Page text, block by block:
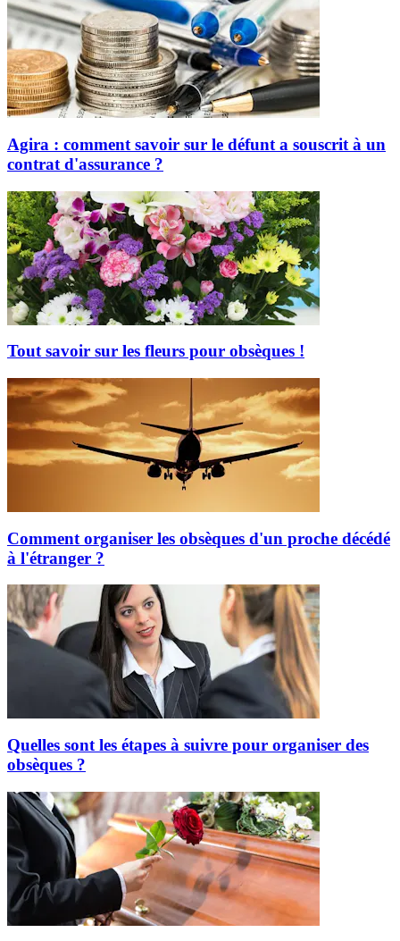
Agira : comment savoir sur le défunt a souscrit à un
contrat d'assurance ?
Tout savoir sur les fleurs pour obsèques !
Comment organiser les obsèques d'un proche décédé
à l'étranger ?
Quelles sont les étapes à suivre pour organiser des
obsèques ?